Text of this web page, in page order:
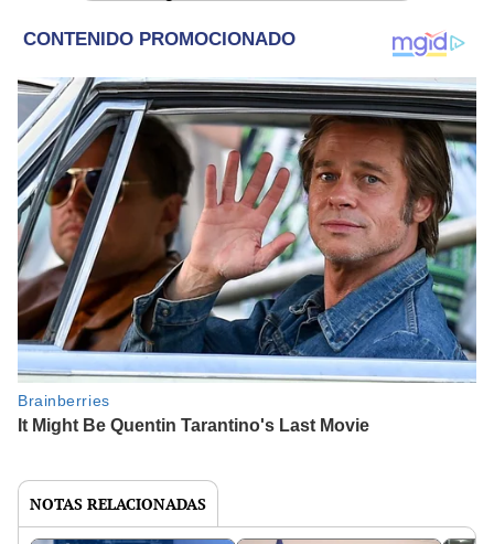
NOTAS RELACIONADAS